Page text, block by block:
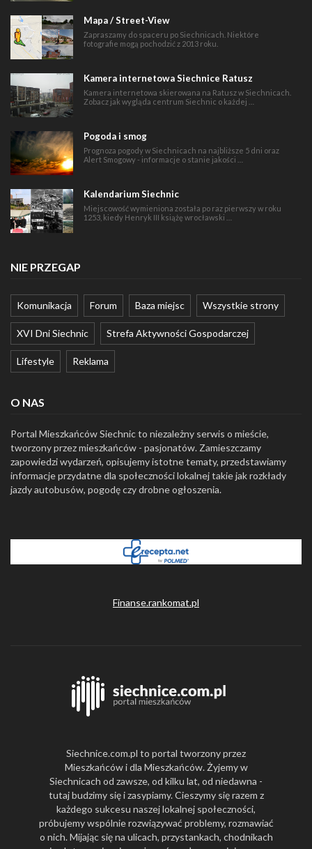
Mapa / Street-View
Zapraszamy do spaceru po Siechnicach. Niektóre
fotografie mogą pochodzić z 2013 roku.
Kamera internetowa Siechnice Ratusz
Kamera internetowa skierowana na Ratusz w Siechnicach.
Zobacz jak wygląda centrum Siechnic o każdej …
Pogoda i smog
Prognoza pogody w Siechnicach na najbliższe 5 dni oraz
Alert Smogowy - informacje o stanie jakości …
Kalendarium Siechnic
Miejscowość wymieniona została po raz pierwszy w roku
1253, kiedy Henryk III książę wrocławski …
NIE PRZEGAP
Komunikacja Forum Baza miejsc Wszystkie strony
XVI Dni Siechnic Strefa Aktywności Gospodarczej
Lifestyle Reklama
O NAS
Portal Mieszkańców Siechnic to niezależny serwis o mieście,
tworzony przez mieszkańców - pasjonatów. Zamieszczamy
zapowiedzi wydarzeń, opisujemy istotne tematy, przedstawiamy
informacje przydatne dla społeczności lokalnej takie jak rozkłady
jazdy autobusów, pogodę czy drobne ogłoszenia.
Finanse.rankomat.pl
Siechnice.com.pl to portal tworzony przez
Mieszkańców i dla Mieszkańców. Żyjemy w
Siechnicach od zawsze, od kilku lat, od niedawna -
tutaj budzimy się i zasypiamy. Cieszymy się razem z
każdego sukcesu naszej lokalnej społeczności,
próbujemy wspólnie rozwiązywać problemy, rozmawiać
o nich. Mijając się na ulicach, przystankach, chodnikach